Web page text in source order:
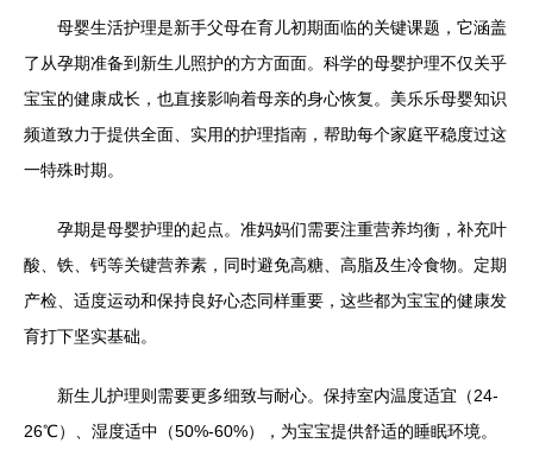
母婴生活护理是新手父母在育儿初期面临的关键课题，它涵盖
了从孕期准备到新生儿照护的方方面面。科学的母婴护理不仅关乎
宝宝的健康成长，也直接影响着母亲的身心恢复。美乐乐母婴知识
频道致力于提供全面、实用的护理指南，帮助每个家庭平稳度过这
一特殊时期。
孕期是母婴护理的起点。准妈妈们需要注重营养均衡，补充叶
酸、铁、钙等关键营养素，同时避免高糖、高脂及生冷食物。定期
产检、适度运动和保持良好心态同样重要，这些都为宝宝的健康发
育打下坚实基础。
新生儿护理则需要更多细致与耐心。保持室内温度适宜（24-
26℃）、湿度适中（50%-60%），为宝宝提供舒适的睡眠环境。